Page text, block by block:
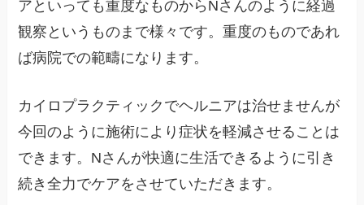
アといっても重度なものからNさんのように経過
観察というものまで様々です。重度のものであれ
ば病院での範疇になります。
カイロプラクティックでヘルニアは治せませんが
今回のように施術により症状を軽減させることは
できます。Nさんが快適に生活できるように引き
続き全力でケアをさせていただきます。